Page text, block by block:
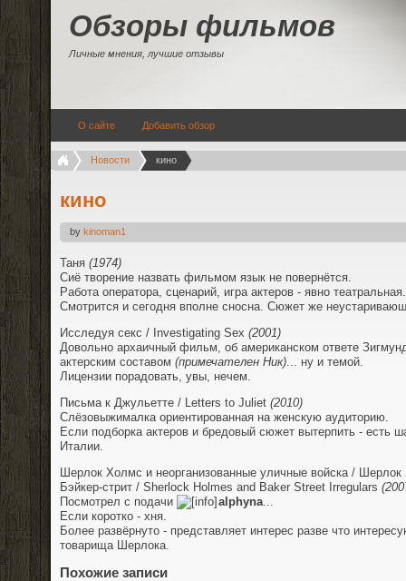
Обзоры фильмов
Личные мнения, лучшие отзывы
О сайте Добавить обзор
Новости кино
кино
by kinoman1
Таня (1974)
Сиё творение назвать фильмом язык не повернётся.
Работа оператора, сценарий, игра актеров - явно театральная.
Смотрится и сегодня вполне сносна. Сюжет же
Исследуя секс / Investigating Sex (2001)
Довольно архаичный фильм, об американском ответе
актерским составом (примечателен Ник) ... ну и темой.
Лицензии порадовать, увы, нечем.
Письма к Джульетте / Letters to Juliet (2010)
Слёзовыжималка ориентированная на женскую аудиторию.
Если подборка актеров и бредовый сюжет вытерпить - есть
Италии.
Шерлок Холмс и неорганизованные уличные войска /
Бэйкер-стрит / Sherlock Holmes and Baker Street Irregulars
Посмотрел с подачи
alphyna
Если коротко - хня.
Более развёрнуто - представляет интерес разве что
товарища Шерлока.
Похожие записи